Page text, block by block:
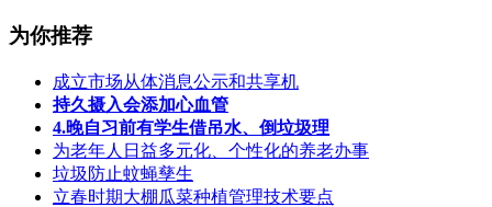
为你推荐
成立市场从体消息公示和共享机
持久摄入会添加心血管
4.晚自习前有学生借吊水、倒垃圾理
为老年人日益多元化、个性化的养老办事
垃圾防止蚊蝇孳生
立春时期大棚瓜菜种植管理技术要点